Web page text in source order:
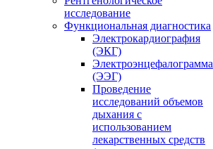
исследование
Функциональная диагностика
Электрокардиография
(ЭКГ)
Электроэнцефалограмма
(ЭЭГ)
Проведение
исследований объемов
дыхания с
использованием
лекарственных средств